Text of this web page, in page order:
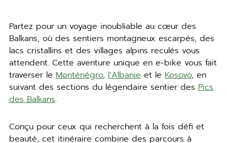
Partez pour un voyage inoubliable au cœur des
Balkans, où des sentiers montagneux escarpés, des
lacs cristallins et des villages alpins reculés vous
attendent. Cette aventure unique en e-bike vous fait
traverser le Monténégro, l’Albanieet le Kosovo, en
suivant des sections du légendaire sentier des Pics
des Balkans.
Conçu pour ceux qui recherchent à la fois défi et
beauté, cet itinéraire combine des parcours à